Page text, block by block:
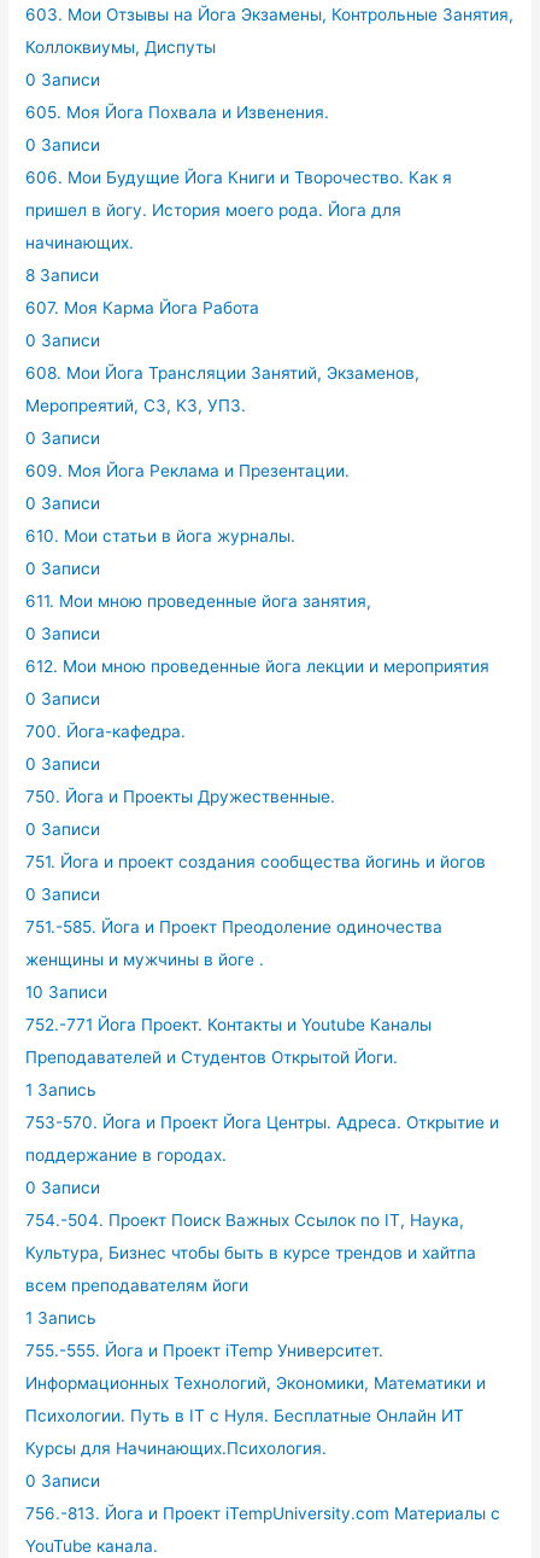
603. Мои Отзывы на Йога Экзамены, Контрольные Занятия,
Коллоквиумы, Диспуты
0 Записи
605. Моя Йога Похвала и Извенения.
0 Записи
606. Мои Будущие Йога Книги и Творочество. Как я
пришел в йогу. История моего рода. Йога для
начинающих.
8 Записи
607. Моя Карма Йога Работа
0 Записи
608. Мои Йога Трансляции Занятий, Экзаменов,
Меропреятий, СЗ, КЗ, УПЗ.
0 Записи
609. Моя Йога Реклама и Презентации.
0 Записи
610. Мои статьи в йога журналы.
0 Записи
611. Мои мною проведенные йога занятия,
0 Записи
612. Мои мною проведенные йога лекции и мероприятия
0 Записи
700. Йога-кафедра.
0 Записи
750. Йога и Проекты Дружественные.
0 Записи
751. Йога и проект создания сообщества йогинь и йогов
0 Записи
751.-585. Йога и Проект Преодоление одиночества
женщины и мужчины в йоге .
10 Записи
752.-771 Йога Проект. Контакты и Youtube Каналы
Преподавателей и Студентов Открытой Йоги.
1 Запись
753-570. Йога и Проект Йога Центры. Адреса. Открытие и
поддержание в городах.
0 Записи
754.-504. Проект Поиск Важных Ссылок по IT, Наука,
Культура, Бизнес чтобы быть в курсе трендов и хайтпа
всем преподавателям йоги
1 Запись
755.-555. Йога и Проект iTemp Университет.
Информационных Технологий, Экономики, Математики и
Психологии. Путь в IT с Нуля. Бесплатные Онлайн ИТ
Курсы для Начинающих.Психология.
0 Записи
756.-813. Йога и Проект iTempUniversity.com Материалы с
YouTube канала.